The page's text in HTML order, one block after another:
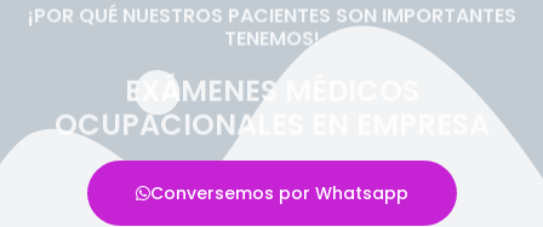
¡POR QUÉ NUESTROS PACIENTES SON IMPORTANTES
TENEMOS!
EXÁMENES MÉDICOS
OCUPACIONALES EN EMPRESA
Conversemos por Whatsapp